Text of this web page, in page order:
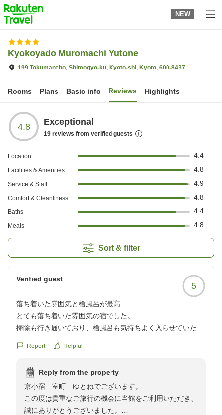
to
top
page
NEW
Kyokoyado Muromachi Yutone
199 Tokumancho, Shimogyo-ku, Kyoto-shi, Kyoto, 600-8437
Rooms Plans Basic info Reviews Highlights
4.8 Exceptional
19 reviews from verified guests
Location 4.4
Facilities & Amenities 4.8
Service & Staff 4.9
Comfort & Cleanliness 4.8
Baths 4.4
Meals 4.8
Sort & filter
Verified guest
5
落ち着いた雰囲気と檜風呂が最高
とても落ち着いた雰囲気の宿でした。
掃除も行き届いており、檜風呂も気持ちよく入らせていただ
お食事は、味も量も上品でとても美味しかったです。
https://review.travel.rakuten.co.jp/hotel/voice/158596?
reviewId=33123477543757
Report Helpful
Reply from the property
京小宿 室町 ゆとねでございます。
この度は貴重なご旅行の機会に当館をご利用いただき、
誠にありがとうございました。